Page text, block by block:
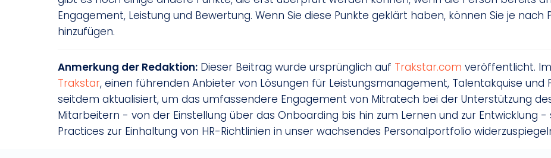
Engagement, Leistung und Bewertung. Wenn Sie diese Punkte geklärt haben, können Sie je nach
hinzufügen.
Anmerkung der Redaktion: Dieser Beitrag wurde ursprünglich auf Trakstar.com veröffentlicht.
Trakstar, einen führenden Anbieter von Lösungen für Leistungsmanagement, Talentakquise und
seitdem aktualisiert, um das umfassendere Engagement von Mitratech bei der Unterstützung
Mitarbeitern - von der Einstellung über das Onboarding bis hin zum Lernen und zur Entwicklung
Practices zur Einhaltung von HR-Richtlinien in unser wachsendes Personalportfolio